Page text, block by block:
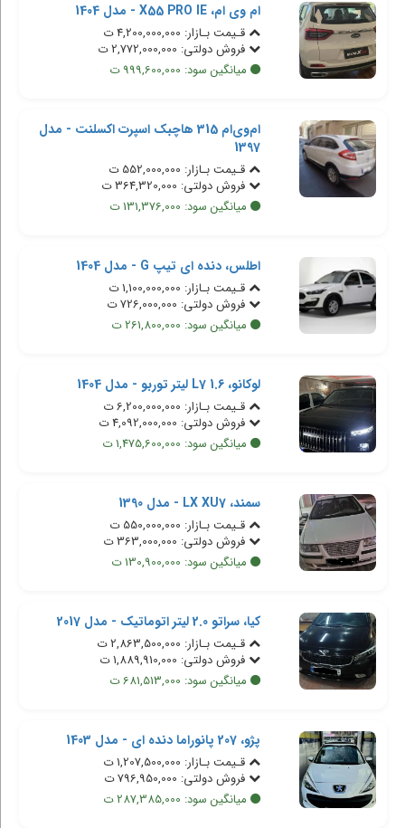
ام وی ام، X55 PRO IE - مدل 1404
قـیمت بـازار: 4,200,000,000 ت
فروش دولتی: 2,772,000,000 ت
میانگین سود: 999,600,000 ت
ام‌وی‌ام 315 هاچبک اسپرت اکسلنت - مدل
1397
قـیمت بـازار: 552,000,000 ت
فروش دولتی: 364,320,000 ت
میانگین سود: 131,376,000 ت
اطلس، دنده ای تیپ G - مدل 1404
قـیمت بـازار: 1,100,000,000 ت
فروش دولتی: 726,000,000 ت
میانگین سود: 261,800,000 ت
لوکانو، L7 1.6 لیتر توربو - مدل 1404
قـیمت بـازار: 6,200,000,000 ت
فروش دولتی: 4,092,000,000 ت
میانگین سود: 1,475,600,000 ت
سمند، LX XU7 - مدل 1390
قـیمت بـازار: 550,000,000 ت
فروش دولتی: 363,000,000 ت
میانگین سود: 130,900,000 ت
کیا، سراتو 2.0 لیتر اتوماتیک - مدل 2017
قـیمت بـازار: 2,863,500,000 ت
فروش دولتی: 1,889,910,000 ت
میانگین سود: 681,513,000 ت
پژو، 207 پانوراما دنده ای - مدل 1403
قـیمت بـازار: 1,207,500,000 ت
فروش دولتی: 796,950,000 ت
میانگین سود: 287,385,000 ت